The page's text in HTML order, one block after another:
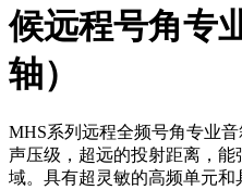
候远程号角专
轴）
MHS系列远程全频号角专业
声压级，超远的投射距离，
域。具有超灵敏的高频单元